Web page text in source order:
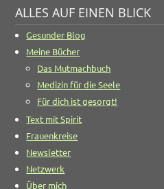
ALLES AUF EINEN BLICK
Gesunder Blog
Meine Bücher
Das Mutmachbuch
Medizin für die Seele
Für dich ist gesorgt!
Text mit Spirit
Frauenkreise
Newsletter
Netzwerk
Über mich